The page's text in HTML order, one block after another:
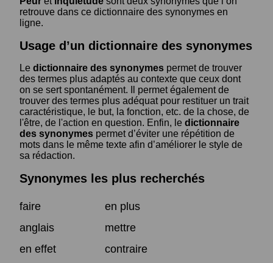
retrouve dans ce dictionnaire des synonymes en
ligne.
Usage d’un dictionnaire des synonymes
Le dictionnaire des synonymes permet de trouver
des termes plus adaptés au contexte que ceux dont
on se sert spontanément. Il permet également de
trouver des termes plus adéquat pour restituer un trait
caractéristique, le but, la fonction, etc. de la chose, de
l'être, de l'action en question. Enfin, le dictionnaire
des synonymes permet d’éviter une répétition de
mots dans le même texte afin d’améliorer le style de
sa rédaction.
Synonymes les plus recherchés
faire
en plus
anglais
mettre
en effet
contraire